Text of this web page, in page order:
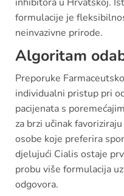
formulacije je
neinvazivne prirode.
Algoritam
Preporuke
individualni pristup pri
pacijenata s
za brzi učinak
osobe koje preferira
djelujući Cialis ostaje
probu više formulacija
odgovora.